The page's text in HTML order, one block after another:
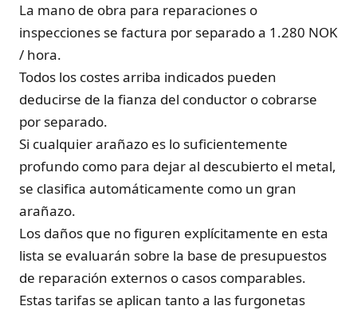
La mano de obra para reparaciones o
inspecciones se factura por separado a 1.280 NOK
/ hora.
Todos los costes arriba indicados pueden
deducirse de la fianza del conductor o cobrarse
por separado.
Si cualquier arañazo es lo suficientemente
profundo como para dejar al descubierto el metal,
se clasifica automáticamente como un gran
arañazo.
Los daños que no figuren explícitamente en esta
lista se evaluarán sobre la base de presupuestos
de reparación externos o casos comparables.
Estas tarifas se aplican tanto a las furgonetas